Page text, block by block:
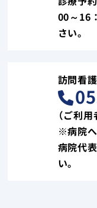
00～16
さい。
訪問看
（ご利
※病院
病院代
い。